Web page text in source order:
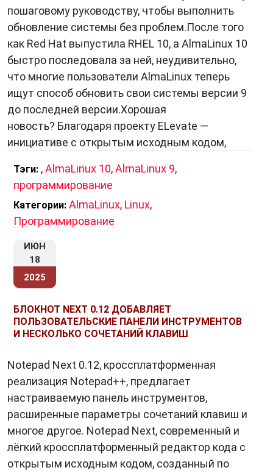
пошаговому руководству, чтобы выполнить
обновление системы без проблем.После того
как Red Hat выпустила RHEL 10, а AlmaLinux 10
быстро последовала за ней, неудивительно,
что многие пользователи AlmaLinux теперь
ищут способ обновить свои системы версии 9
до последней версии.Хорошая
новость? Благодаря проекту ELevate —
инициативе с открытым исходным кодом,
Тэги: ,AlmaLinux 10,AlmaLinux 9,
программирование
Категории: AlmaLinux, Linux,
Программирование
ИЮН
18
2025
БЛОКНОТ NEXT 0.12 ДОБАВЛЯЕТ
ПОЛЬЗОВАТЕЛЬСКИЕ ПАНЕЛИ ИНСТРУМЕНТОВ
И НЕСКОЛЬКО СОЧЕТАНИЙ КЛАВИШ
Notepad Next 0.12, кроссплатформенная
реализация Notepad++, предлагает
настраиваемую панель инструментов,
расширенные параметры сочетаний клавиш и
многое другое. Notepad Next, современный и
лёгкий кроссплатформенный редактор кода с
открытым исходным кодом, созданный по